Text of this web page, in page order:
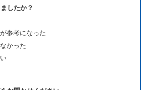
したか？
参考になった
かった